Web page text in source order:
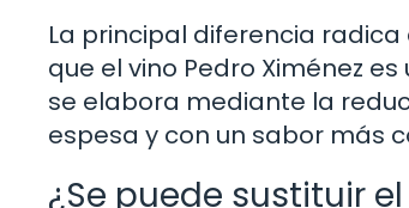
La principal diferencia
que el vino Pedro Ximénez
se elabora mediante la
espesa y con un sabor más
¿Se puede sustituir